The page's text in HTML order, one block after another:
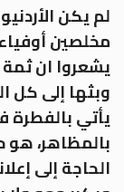
لم يكن
مخلصين
يشعروا ان
وبثها إلى كل
يأتي بالفطرة
بالمظاهر، هو
الحاجة إلى